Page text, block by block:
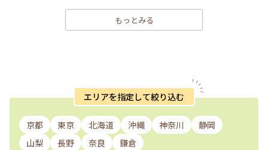
もっとみる
エリアを指定して絞り込む
京都 東京 北海道 沖縄 神奈川
静岡
山梨
長野 奈良 鎌倉